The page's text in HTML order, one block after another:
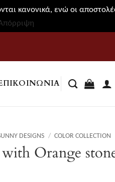
κανονικά, ενώ οι
DESIGNS / COLOR COLLECTION
Orange